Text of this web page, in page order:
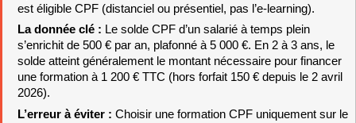
est éligible CPF (distanciel ou présentiel, pas l’e-learning).
La donnée clé : Le solde CPF d’un salarié à temps plein
s’enrichit de 500 € par an, plafonné à 5 000 €. En 2 à 3 ans, le
solde atteint généralement le montant nécessaire pour financer
une formation à 1 200 € TTC (hors forfait 150 € depuis le 2 avril
2026).
L’erreur à éviter : Choisir une formation CPF uniquement sur le